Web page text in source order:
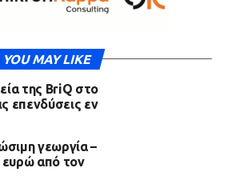
YOU MAY LIKE
της BriQ στο
επενδύσεις εν
γεωργία –
ευρώ από τον